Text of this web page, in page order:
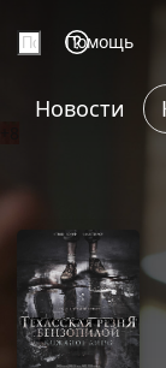
Помощь
Новости